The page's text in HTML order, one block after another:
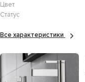
Цвет
Статус
Все характеристики